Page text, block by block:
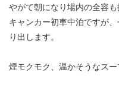
やがて朝になり場内の全容
キャンカー初車中泊ですが
り出します。
煙モクモク、温かそうなスー